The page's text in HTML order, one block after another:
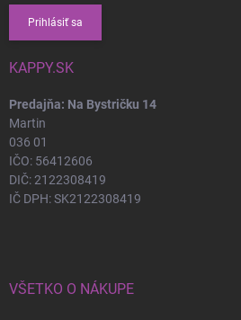
Prihlásiť sa
KAPPY.SK
Predajňa: Na Bystričku 14
Martin
036 01
IČO: 56412606
DIČ: 2122308419
IČ DPH: SK2122308419
VŠETKO O NÁKUPE